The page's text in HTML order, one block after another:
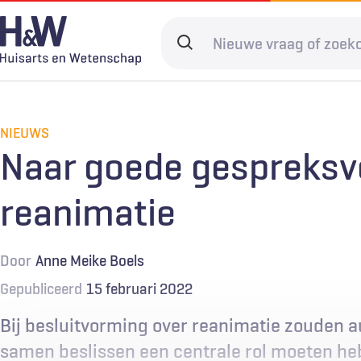
Overslaan
en
naar
gaan
Search
Spoedzorg
Digitale zorg Levenseinde
Abonneren
NIEUWS
Naar goede
reanimatie
Door Anne Meike Boels
Gepubliceerd 15 februari 2022
Bij besluitvorming over reanimatie zouden
samen beslissen een centrale rol moeten